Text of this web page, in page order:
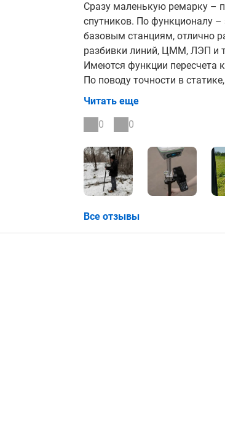
Сразу маленькую ремарку –
спутников. По функционалу
базовым станциям, отлично
разбивки линий, ЦММ, ЛЭП и
Имеются функции пересчета
По поводу точности в
высоте. Для съемки в RTK с
мм в плане и 31 мм по высоте
В целом, за свои деньги
Читать еще
0
0
Все отзывы